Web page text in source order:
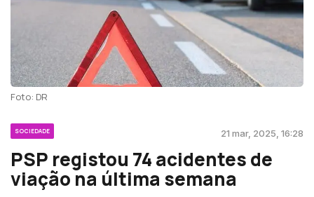
Foto: DR
SOCIEDADE 21 mar, 2025, 16:28
PSP registou 74 acidentes de
viação na última semana